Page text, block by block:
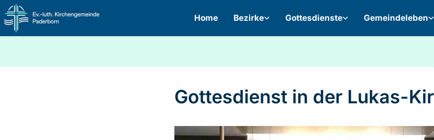
Home Bezirke Gottesdienste Gemeindeleben
Gottesdienst in der Lukas-